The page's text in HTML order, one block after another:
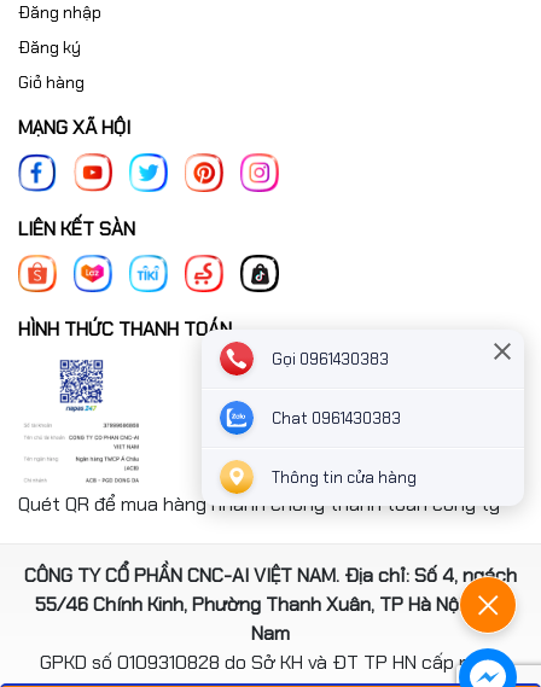
Đăng nhập
Đăng ký
Giỏ hàng
MẠNG XÃ HỘI
LIÊN KẾT SÀN
HÌNH THỨC THANH TOÁN
Quét QR để mua hàng nhanh chóng thanh toán công ty
CÔNG TY CỔ PHẦN CNC-AI VIỆT NAM. Địa chỉ: Số 4, ngách
55/46 Chính Kinh, Phường Thanh Xuân, TP Hà Nội, Việt
Nam
GPKD số 0109310828 do Sở KH và ĐT TP HN cấp ngày
Gọi 0961430383
Chat 0961430383
Thông tin cửa hàng